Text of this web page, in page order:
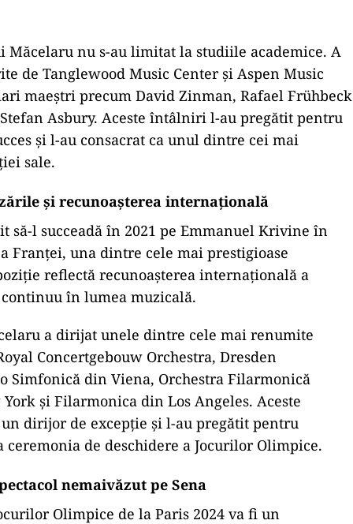
nu s-au limitat la studiile academice. A
de Tanglewood Music Center și Aspen Music
maeștri precum David Zinman, Rafael Frühbeck
Asbury. Aceste întâlniri l-au pregătit pentru
și l-au consacrat ca unul dintre cei mai
sale.
și recunoașterea internațională
să-l succeadă în 2021 pe Emmanuel Krivine în
Franței, una dintre cele mai prestigioase
reflectă recunoașterea internațională a
în lumea muzicală.
a dirijat unele dintre cele mai renumite
Concertgebouw Orchestra, Dresden
Simfonică din Viena, Orchestra Filarmonică
și Filarmonica din Los Angeles. Aceste
dirijor de excepție și l-au pregătit pentru
de deschidere a Jocurilor Olimpice.
nemaivăzut pe Sena
Olimpice de la Paris 2024 va fi un